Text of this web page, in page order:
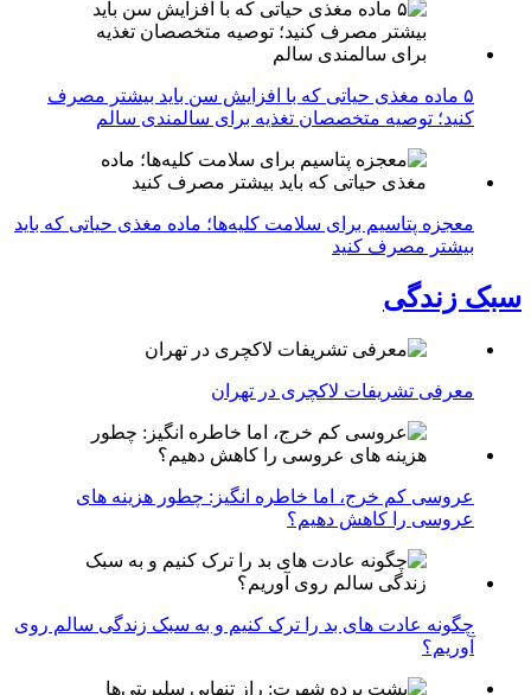
۵ ماده مغذی حیاتی که با افزایش سن باید بیشتر مصرف
کنید؛ توصیه متخصصان تغذیه برای سالمندی سالم
معجزه پتاسیم برای سلامت کلیه‌ها؛ ماده مغذی حیاتی که باید
بیشتر مصرف کنید
سبک زندگی
معرفی تشریفات لاکچری در تهران
عروسی کم خرج، اما خاطره انگیز: چطور هزینه های
عروسی را کاهش دهیم؟
چگونه عادت‌ های بد را ترک کنیم و به سبک زندگی سالم روی
آوریم؟